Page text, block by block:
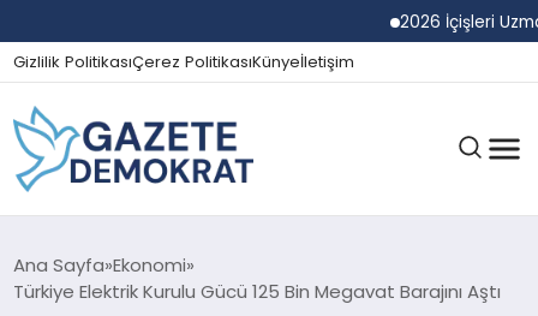
2026 İçişleri Uzman
Gizlilik PolitikasıÇerez PolitikasıKünyeİletişim
GÜNDEM
Ana Sayfa Ekonomi
Türkiye Elektrik Kurulu Gücü 125 Bin Megavat Barajını Aştı